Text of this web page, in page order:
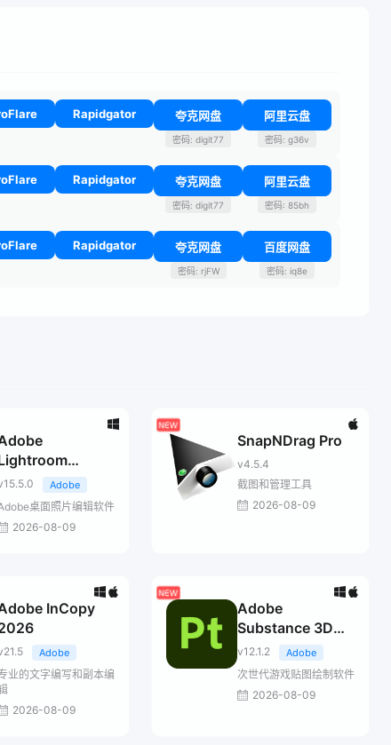
Rapidgator 夸克网盘
密码: digit77
阿里云盘
密码: g36v
Rapidgator 夸克网盘
密码: digit77
阿里云盘
密码: 85bh
Rapidgator 夸克网盘
密码: rjFW
百度网盘
密码: iq8e
2026
Adobe
桌面照片编辑软件
2026-08-09
SnapNDrag Pro
v4.5.4
截图和管理工具
2026-08-09
InCopy
Adobe
业的文字编写和副本编
2026-08-09
Adobe
Substance 3D
Painter
v12.1.2 Adobe
次世代游戏贴图绘制软件
2026-08-09